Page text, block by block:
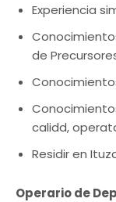
Experiencia
de
calidd,
Residir en
Operario de